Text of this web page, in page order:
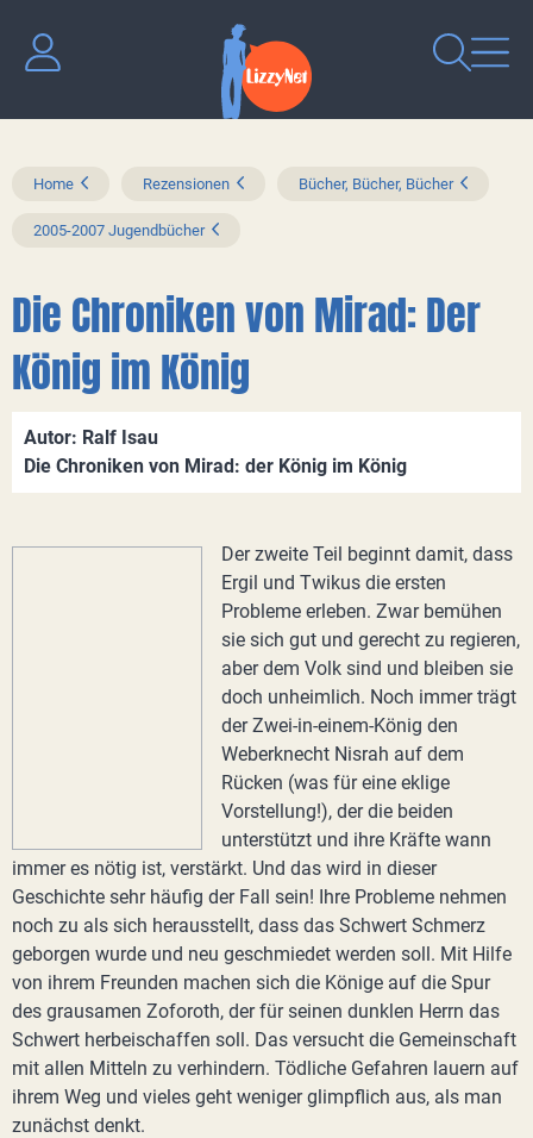
Home Rezensionen Bücher, Bücher, Bücher
2005-2007 Jugendbücher
Die Chroniken von Mirad: Der
König im König
Autor: Ralf Isau
Die Chroniken von Mirad: der König im König
Der zweite Teil beginnt damit, dass
Ergil und Twikus die ersten
Probleme erleben. Zwar bemühen
sie sich gut und gerecht zu regieren,
aber dem Volk sind und bleiben sie
doch unheimlich. Noch immer trägt
der Zwei-in-einem-König den
Weberknecht Nisrah auf dem
Rücken (was für eine eklige
Vorstellung!), der die beiden
unterstützt und ihre Kräfte wann
immer es nötig ist, verstärkt. Und das wird in dieser
Geschichte sehr häufig der Fall sein! Ihre Probleme nehmen
noch zu als sich herausstellt, dass das Schwert Schmerz
geborgen wurde und neu geschmiedet werden soll. Mit Hilfe
von ihrem Freunden machen sich die Könige auf die Spur
des grausamen Zoforoth, der für seinen dunklen Herrn das
Schwert herbeischaffen soll. Das versucht die Gemeinschaft
mit allen Mitteln zu verhindern. Tödliche Gefahren lauern auf
ihrem Weg und vieles geht weniger glimpflich aus, als man
zunächst denkt.